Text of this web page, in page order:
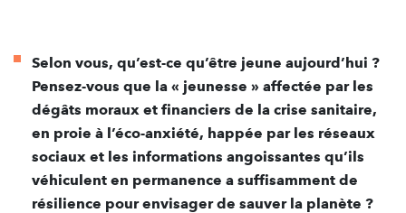
Selon vous, qu’est-ce qu’être jeune aujourd’hui ?
Pensez-vous que la « jeunesse » affectée par les
dégâts moraux et financiers de la crise sanitaire,
en proie à l’éco-anxiété, happée par les réseaux
sociaux et les informations angoissantes qu’ils
véhiculent en permanence a suffisamment de
résilience pour envisager de sauver la planète ?